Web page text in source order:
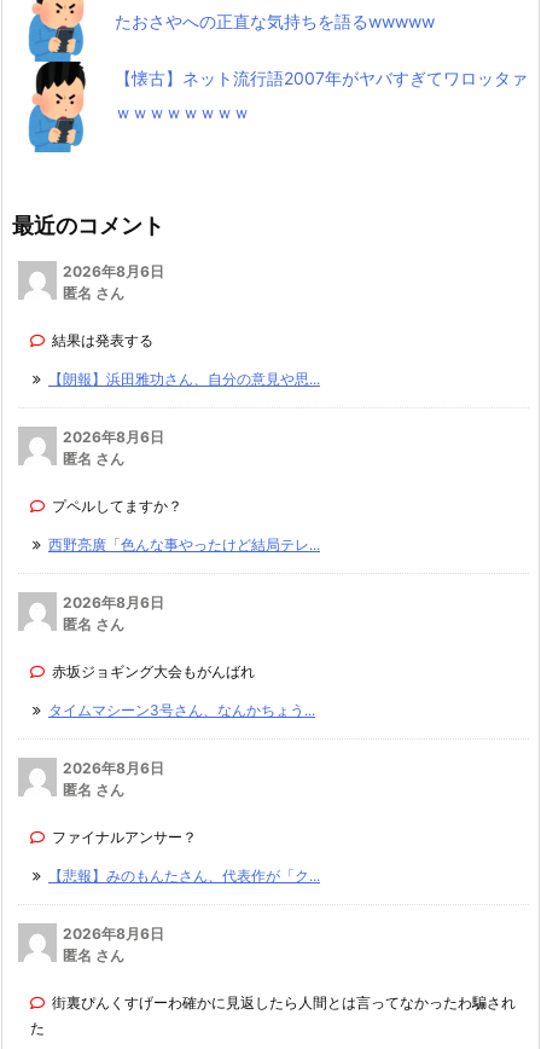
たおさやへの正直な気持ちを語るwwwww
【懐古】ネット流行語2007年がヤバすぎてワロッタァ
ｗｗｗｗｗｗｗｗ
最近のコメント
2026年8月6日
匿名 さん
結果は発表する
【朗報】浜田雅功さん、自分の意見や思...
2026年8月6日
匿名 さん
プペルしてますか？
西野亮廣「色んな事やったけど結局テレ...
2026年8月6日
匿名 さん
赤坂ジョギング大会もがんばれ
タイムマシーン3号さん、なんかちょう...
2026年8月6日
匿名 さん
ファイナルアンサー？
【悲報】みのもんたさん、代表作が「ク...
2026年8月6日
匿名 さん
街裏ぴんくすげーわ確かに見返したら人間とは言ってなかったわ騙され
た